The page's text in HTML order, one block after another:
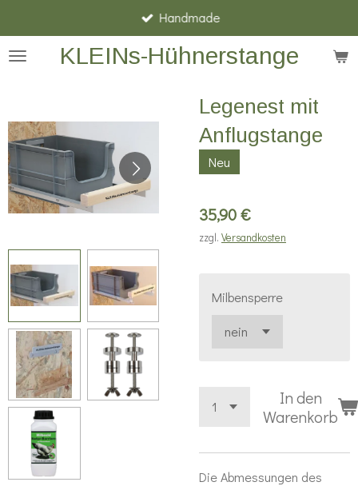
Hauptinhalt
springen KLEINs-Hühnerstange
Handmade
Legenest mit
Anflugstange
Neu
35,90 €
zzgl. Versandkosten
Milbensperre
In den
Warenkorb
Die Abmessungen des